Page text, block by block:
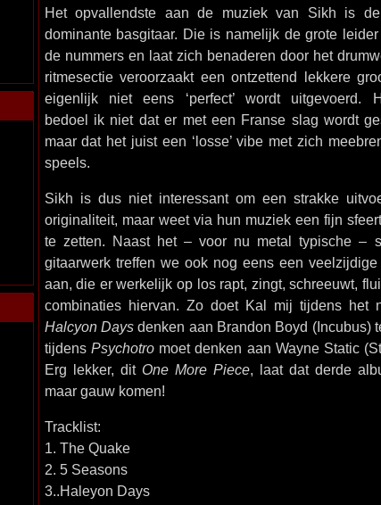
Het opvallendste aan de muziek van Sikh is
dominante basgitaar. Die is namelijk de grote
de nummers en laat zich benaderen door het
ritmesectie veroorzaakt een ontzettend lekkere
eigenlijk niet eens ‘perfect’ wordt uitgevoerd.
bedoel ik niet dat er met een Franse slag wordt
maar dat het juist een ‘losse’ vibe met zich
speels.
Sikh is dus niet interessant om een strakke
originaliteit, maar weet via hun muziek een fijn
te zetten. Naast het – voor nu metal typische –
gitaarwerk treffen we ook nog eens een
aan, die er werkelijk op los rapt, zingt, schreeuwt,
combinaties hiervan. Zo doet Kal mij tijdens het
Halcyon Daysdenken aan Brandon Boyd (Incubus)
tijdens Psychotromoet denken aan Wayne Static
Erg lekker, dit One More Piece, laat dat derde
maar gauw komen!
Tracklist:
1. The Quake
2. 5 Seasons
3..Haleyon Days